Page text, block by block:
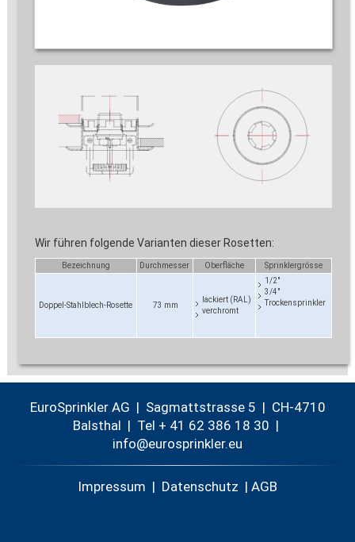
Wir führen folgende Varianten dieser Rosetten:
Bezeichnung Durchmesser Oberfläche Sprinklergrösse
Doppel-Stahlblech-Rosette 73 mm
lackiert (RAL)
verchromt
1/2"
3/4"
Trockensprinkler
EuroSprinkler AG | Sagmattstrasse 5 | CH-4710
Balsthal | Tel + 41 62 386 18 30 |
nf
r spr nkl r
Impressum | Datenschutz | AGB